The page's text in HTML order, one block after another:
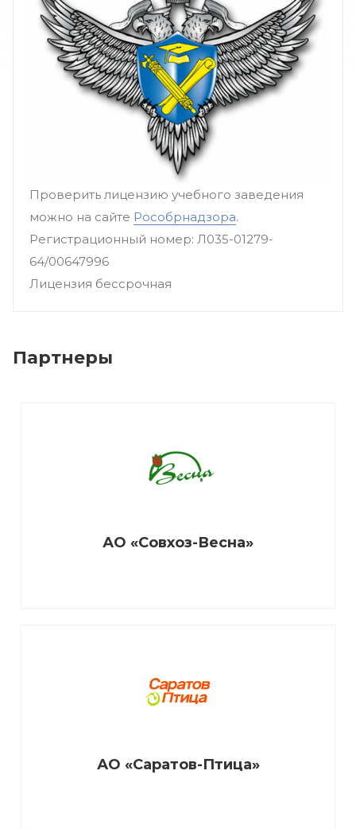
Проверить лицензию учебного заведения
можно на сайте Рособрнадзора.
Регистрационный номер: Л035-01279-
64/00647996
Лицензия бессрочная
Партнеры
АО «Совхоз-Весна»
АО «Саратов-Птица»